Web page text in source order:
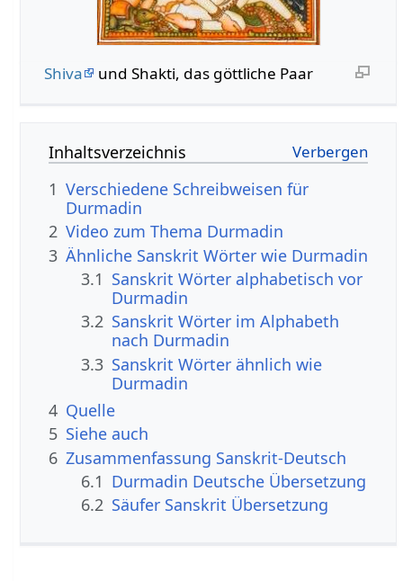
Shiva und Shakti, das göttliche Paar
Inhaltsverzeichnis
1 Verschiedene Schreibweisen für
Durmadin
2 Video zum Thema Durmadin
3 Ähnliche Sanskrit Wörter wie Durmadin
3.1 Sanskrit Wörter alphabetisch vor
Durmadin
3.2 Sanskrit Wörter im Alphabeth
nach Durmadin
3.3 Sanskrit Wörter ähnlich wie
Durmadin
4 Quelle
5 Siehe auch
6 Zusammenfassung Sanskrit-Deutsch
6.1 Durmadin Deutsche Übersetzung
6.2 Säufer Sanskrit Übersetzung